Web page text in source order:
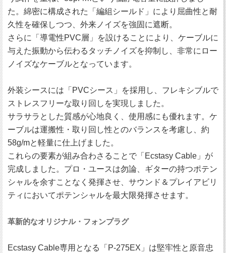
た。綿密に構成された「編組シールド」により屈曲性と耐
久性を確保しつつ、外来ノイズを強固に遮断。
さらに「導電性PVC層」を設けることにより、ケーブルに
与えた振動から伝わるタッチノイズを抑制し、非常にロー
ノイズなケーブルとなっています。
外装シースには「PVCシース」を採用し、フレキシブルで
ストレスフリーな取り回しを実現しました。
サラサラとした質感が心地良く、使用感にも優れます。ケ
ーブルは運搬性・取り回し性とのバランスを考慮し、約
58g/mと軽量に仕上げました。
これらの要素が組み合わさることで「Ecstasy Cable」が
完成しました。プロ・ユースは勿論、ギターの持つポテン
シャルを余すことなく発揮させ、サウンド＆プレイアビリ
ティにおいてポテンシャルを最大限発揮させます。
革新的なオリジナル・フォンプラグ
Ecstasy Cable専用となる「P-275EX」は堅牢性と原音忠